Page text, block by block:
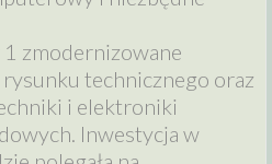
zmodernizowane
technicznego oraz
i elektroniki
Inwestycja w